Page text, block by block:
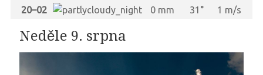
20–02
0 mm 31° 1 m/s
Neděle 9. srpna